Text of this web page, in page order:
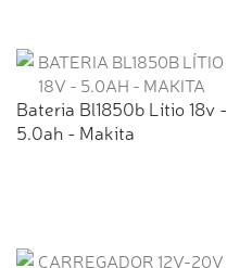
Bateria Bl1850b Lítio 18v -
5.0ah - Makita